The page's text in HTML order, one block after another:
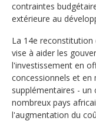
contraintes
extérieure au
La 14e reconstitution
vise à aider les
l'investissement en
concessionnels et en
supplémentaires -
nombreux pays
l'augmentation du